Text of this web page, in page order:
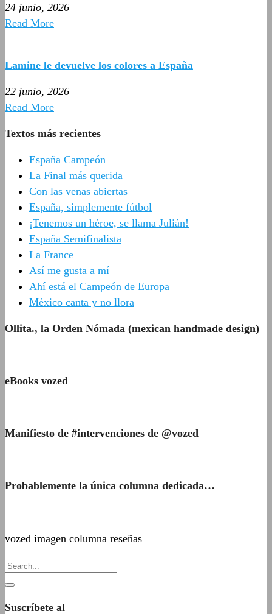
24 junio, 2026
Read More
Lamine le devuelve los colores a España
22 junio, 2026
Read More
Textos más recientes
España Campeón
La Final más querida
Con las venas abiertas
España, simplemente fútbol
¡Tenemos un héroe, se llama Julián!
España Semifinalista
La France
Así me gusta a mí
Ahí está el Campeón de Europa
México canta y no llora
Ollita., la Orden Nómada (mexican handmade design)
eBooks vozed
Manifiesto de #intervenciones de @vozed
Probablemente la única columna dedicada…
vozed imagen columna reseñas
Suscríbete al